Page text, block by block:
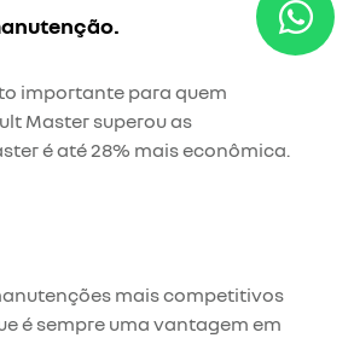
importante para quem
Master superou as
é até 28% mais econômica.​
mais competitivos
é sempre uma vantagem em